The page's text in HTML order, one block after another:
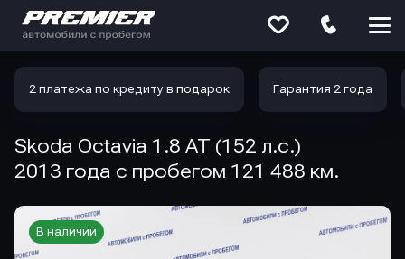
2 платежа по кредиту в подарок Гарантия 2 года
Skoda Octavia 1.8 AT (152 л.с.)
2013 года с пробегом 121 488 км.
В наличии